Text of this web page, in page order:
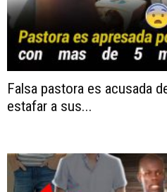
Falsa pastora es acusada
estafar a sus...